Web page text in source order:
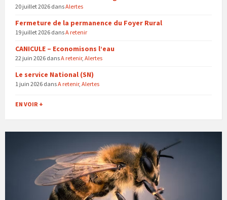
20 juillet 2026 dansAlertes
Fermeture de la permanence du Foyer Rural
19 juillet 2026 dansA retenir
CANICULE – Economisons l’eau
22 juin 2026 dansA retenir, Alertes
Le service National (SN)
1 juin 2026 dansA retenir, Alertes
EN VOIR +